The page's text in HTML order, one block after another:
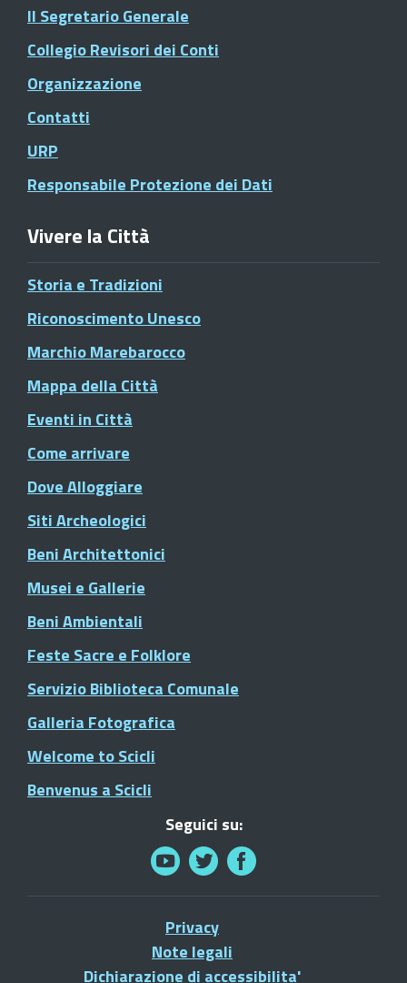
Il Segretario Generale
Collegio Revisori dei Conti
Organizzazione
Contatti
URP
Responsabile Protezione dei Dati
Vivere la Città
Storia e Tradizioni
Riconoscimento Unesco
Marchio Marebarocco
Mappa della Città
Eventi in Città
Come arrivare
Dove Alloggiare
Siti Archeologici
Beni Architettonici
Musei e Gallerie
Beni Ambientali
Feste Sacre e Folklore
Servizio Biblioteca Comunale
Galleria Fotografica
Welcome to Scicli
Benvenus a Scicli
Seguici su:
Privacy
Note legali
Dichiarazione di accessibilita'